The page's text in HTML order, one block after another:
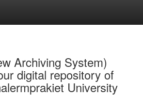
Archiving System)
digital repository of
University